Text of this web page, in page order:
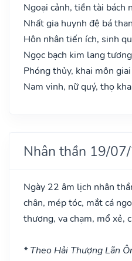
Ngoại cảnh, tiền tài bách
Nhất gia huynh đệ bá
Hôn nhân tiến ích, sinh
Ngọc bạch kim lang
Phóng thủy, khai môn
Nam vinh, nữ quý, thọ
Nhân thần 19/
Ngày 22 âm lịch nhân
chân, mép tóc, mắt cá
thương, va chạm, mổ xẻ,
* Theo Hải Thượng Lãn